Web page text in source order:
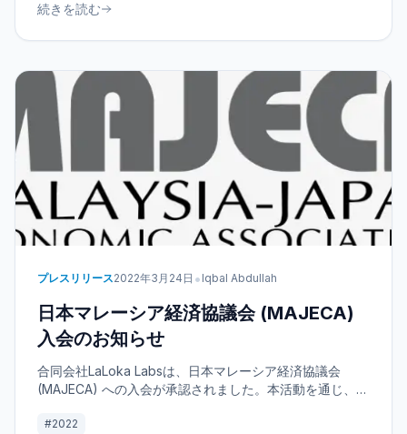
しょう。
続きを読む
プレスリリース2022年3月24日 • Iqbal Abdullah
日本マレーシア経済協議会 (MAJECA)
入会のお知らせ
合同会社LaLoka Labsは、日本マレーシア経済協議会
(MAJECA) への入会が承認されました。本活動を通じ、両
与してまいります。私たちの新たな挑戦について詳しくご
#2022